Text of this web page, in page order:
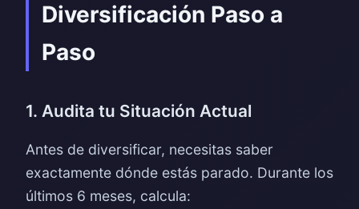
Diversificación Paso a
Paso
1. Audita tu Situación Actual
Antes de diversificar, necesitas saber
exactamente dónde estás parado. Durante los
últimos 6 meses, calcula: